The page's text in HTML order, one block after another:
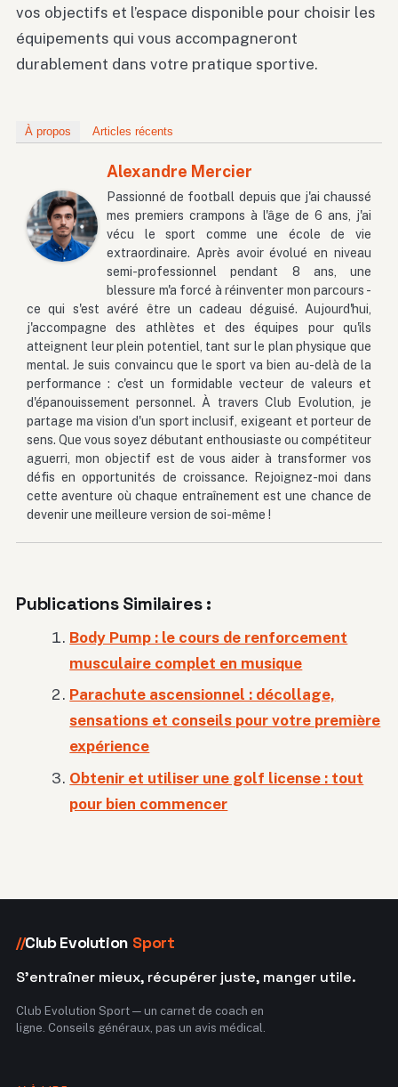
vos objectifs et l’espace disponible pour choisir les
équipements qui vous accompagneront
durablement dans votre pratique sportive.
À propos Articles récents
Alexandre Mercier
Passionné de football depuis que j'ai chaussé
mes premiers crampons à l'âge de 6 ans, j'ai
vécu le sport comme une école de vie
extraordinaire. Après avoir évolué en niveau
semi-professionnel pendant 8 ans, une
blessure m'a forcé à réinventer mon parcours -
ce qui s'est avéré être un cadeau déguisé. Aujourd'hui,
j'accompagne des athlètes et des équipes pour qu'ils
atteignent leur plein potentiel, tant sur le plan physique que
mental. Je suis convaincu que le sport va bien au-delà de la
performance : c'est un formidable vecteur de valeurs et
d'épanouissement personnel. À travers Club Evolution, je
partage ma vision d'un sport inclusif, exigeant et porteur de
sens. Que vous soyez débutant enthousiaste ou compétiteur
aguerri, mon objectif est de vous aider à transformer vos
défis en opportunités de croissance. Rejoignez-moi dans
cette aventure où chaque entraînement est une chance de
devenir une meilleure version de soi-même !
Publications Similaires :
Body Pump : le cours de renforcement
musculaire complet en musique
Parachute ascensionnel : décollage,
sensations et conseils pour votre première
expérience
Obtenir et utiliser une golf license : tout
pour bien commencer
//Club Evolution Sport
S'entraîner mieux, récupérer juste, manger utile.
Club Evolution Sport — un carnet de coach en
ligne. Conseils généraux, pas un avis médical.